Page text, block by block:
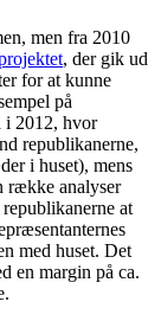
men fra 2010
, der gik ud
for at kunne
på
i 2012, hvor
republikanerne,
i huset), mens
række analyser
at
med huset. Det
en margin på ca.